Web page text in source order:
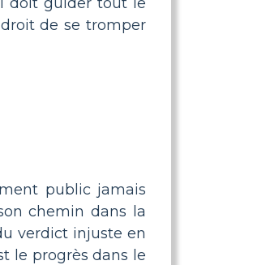
de se tromper
public jamais
chemin dans la
verdict injuste en
le progrès dans le